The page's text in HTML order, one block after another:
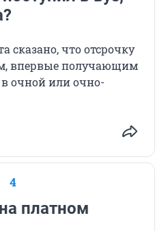
сказано, что отсрочку
впервые получающим
очной или очно-
4
платном